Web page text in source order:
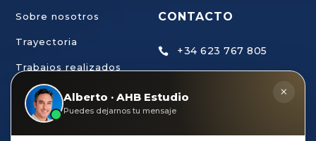
Sobre nosotros
Trayectoria
Trabajos realizados
Trabaja con nosotros
CONTACTO
 +34 623 767 805
ondigital.com
 AHB Estudio de
Alberto · AHB Estudio
Puedes dejarnos tu mensaje
×